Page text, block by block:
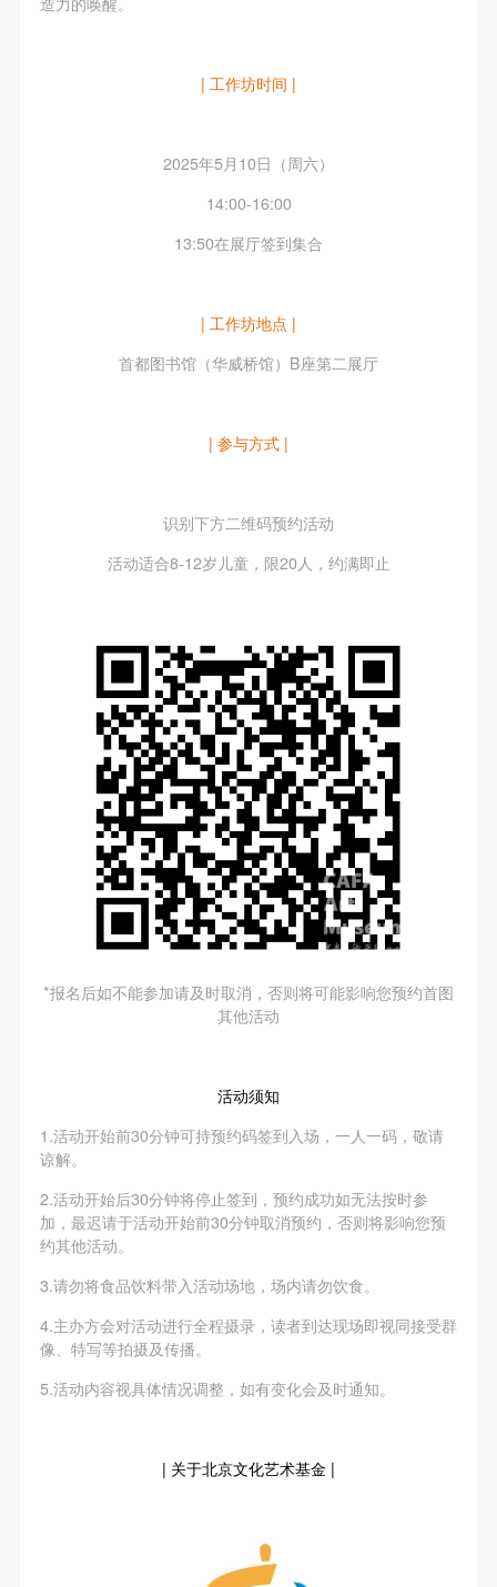
| 工作坊时间 |
2025年5月10日（周六）
14:00-16:00
13:50在展厅签到集合
| 工作坊地点 |
首都图书馆（华威桥馆）B座第二展厅
| 参与方式 |
识别下方二维码预约活动
活动适合8-12岁儿童，限20人，约满即止
*报名后如不能参加请及时取消，否则将可能影响您预约首图
其他活动
活动须知
1.活动开始前30分钟可持预约码签到入场，一人一码，敬请
谅解。
2.活动开始后30分钟将停止签到，预约成功如无法按时参
加，最迟请于活动开始前30分钟取消预约，否则将影响您预
约其他活动。
3.请勿将食品饮料带入活动场地，场内请勿饮食。
4.主办方会对活动进行全程摄录，读者到达现场即视同接受群
像、特写等拍摄及传播。
5.活动内容视具体情况调整，如有变化会及时通知。
| 关于北京文化艺术基金 |